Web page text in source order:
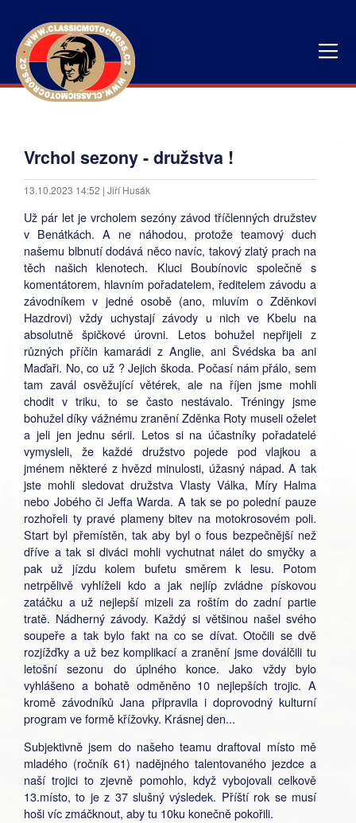
Vrchol sezony - družstva !
13.10.2023 14:52 | Jiří Husák
Už pár let je vrcholem sezóny závod tříčlenných družstev
v Benátkách. A ne náhodou, protože teamový duch
našemu blbnutí dodává něco navíc, takový zlatý prach na
těch našich klenotech. Kluci Boubínovic společně s
komentátorem, hlavním pořadatelem, ředitelem závodu a
závodníkem v jedné osobě (ano, mluvím o Zděnkovi
Hazdrovi) vždy uchystají závody u nich ve Kbelu na
absolutně špičkové úrovni. Letos bohužel nepřijeli z
různých příčin kamarádi z Anglie, ani Švédska ba ani
Maďaři. No, co už ? Jejich škoda. Počasí nám přálo, sem
tam zavál osvěžující větérek, ale na říjen jsme mohli
chodit v triku, to se často nestávalo. Tréningy jsme
bohužel díky vážnému zranění Zděnka Roty museli oželet
a jeli jen jednu sérii. Letos si na účastníky pořadatelé
vymysleli, že každé družstvo pojede pod vlajkou a
jménem některé z hvězd minulosti, úžasný nápad. A tak
jste mohli sledovat družstva Vlasty Válka, Míry Halma
nebo Jobého či Jeffa Warda. A tak se po polední pauze
rozhořeli ty pravé plameny bitev na motokrosovém poli.
Start byl přemístěn, tak aby byl o fous bezpečnější než
dříve a tak si diváci mohli vychutnat nálet do smyčky a
pak už jízdu kolem bufetu směrem k lesu. Potom
netrpělivě vyhlíželi kdo a jak nejlíp zvládne pískovou
zatáčku a už nejlepší mizeli za roštím do zadní partie
tratě. Nádherný závody. Každý si většinou našel svého
soupeře a tak bylo fakt na co se dívat. Otočili se dvě
rozjížďky a už bez komplikací a zranění jsme doválčili tu
letošní sezonu do úplného konce. Jako vždy bylo
vyhlášeno a bohatě odměněno 10 nejlepších trojic. A
kromě závodníků Jana připravila i doprovodný kulturní
program ve formě křížovky. Krásnej den...
Subjektivně jsem do našeho teamu draftoval místo mě
mladého (ročník 61) nadějného talentovaného jezdce a
naší trojici to zjevně pomohlo, když vybojovali celkově
13.místo, to je z 37 slušný výsledek. Příští rok se musí
hoši víc zmáčknout, aby tu 10ku konečně pokořili.